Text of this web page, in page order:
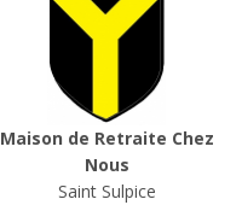
Maison de Retraite Chez
Nous
Saint Sulpice